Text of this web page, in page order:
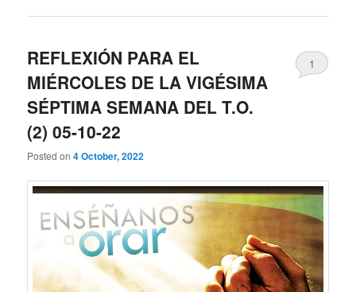
REFLEXIÓN PARA EL
MIÉRCOLES DE LA VIGÉSIMA
SÉPTIMA SEMANA DEL T.O.
(2) 05-10-22
Posted on4 October, 2022
1